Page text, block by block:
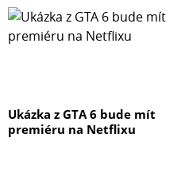
Ukázka z GTA 6 bude mít
premiéru na Netflixu